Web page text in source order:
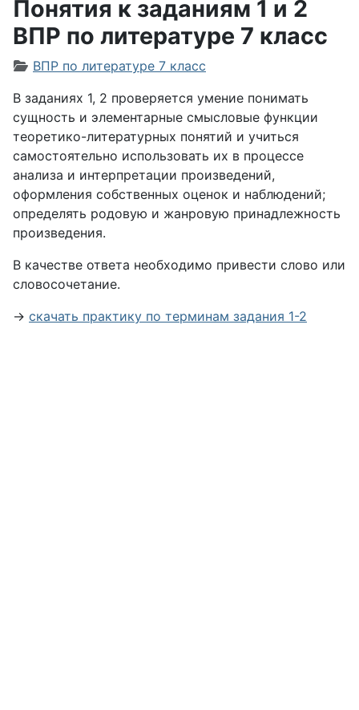
Понятия к заданиям 1 и 2
ВПР по литературе 7 класс
Информация о материале
ВПР по литературе 7 класс
В заданиях 1, 2 проверяется умение понимать
сущность и элементарные смысловые функции
теоретико-литературных понятий и учиться
самостоятельно использовать их в процессе
анализа и интерпретации произведений,
оформления собственных оценок и наблюдений;
определять родовую и жанровую принадлежность
произведения.
В качестве ответа необходимо привести слово или
словосочетание.
→ скачать практику по терминам задания 1-2